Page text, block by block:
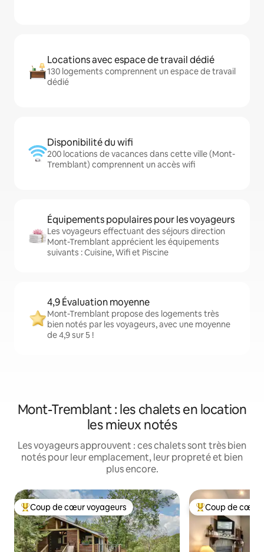
Locations avec espace de travail dédié
130 logements comprennent un espace de travail
dédié
Disponibilité du wifi
200 locations de vacances dans cette ville (Mont-
Tremblant) comprennent un accès wifi
Équipements populaires pour les voyageurs
Les voyageurs effectuant des séjours direction
Mont-Tremblant apprécient les équipements
suivants : Cuisine, Wifi et Piscine
4,9 Évaluation moyenne
Mont-Tremblant propose des logements très
bien notés par les voyageurs, avec une moyenne
de 4,9 sur 5 !
Mont-Tremblant : les chalets en location
les mieux notés
Les voyageurs approuvent : ces chalets sont très bien
notés pour leur emplacement, leur propreté et bien
plus encore.
Coups de cœur voyageurs les plus appréciés
Coup de cœur voyageurs Coups de cœur
Coup de cœur